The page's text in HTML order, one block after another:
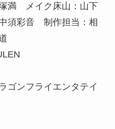
満 メイク床山：山下
須彩音 制作担当：相
ゴンフライエンタテイ